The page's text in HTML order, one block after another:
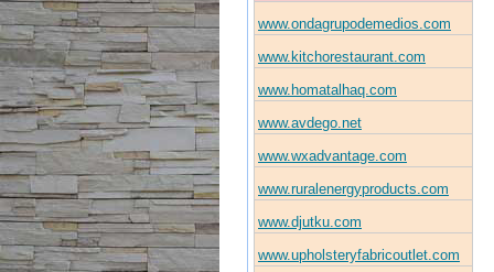
www.ondagrupodemedios.com
www.kitchorestaurant.com
www.homatalhaq.com
www.avdego.net
www.wxadvantage.com
www.ruralenergyproducts.com
www.djutku.com
www.upholsteryfabricoutlet.com